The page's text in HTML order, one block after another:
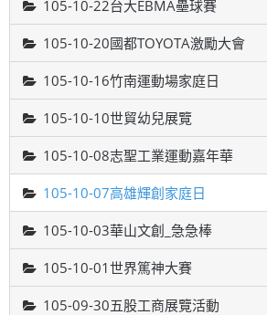
105-10-22台大EBMA壘球賽
105-10-20國都TOYOTA激勵大會
105-10-16竹南運動場家庭日
105-10-10世貿幼兒展覽
105-10-08志聖工業運動嘉年華
105-10-07高雄輝創家庭日
105-10-03華山文創_急急棒
105-10-01世界篤神大賽
105-09-30五股工商展覽活動